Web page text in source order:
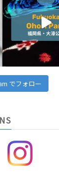
でフォロー